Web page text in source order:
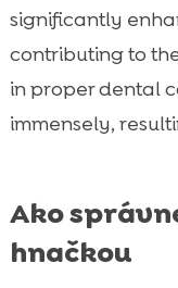
significantly
contributing to
in proper dental
immensely,
Ako
hnačkou